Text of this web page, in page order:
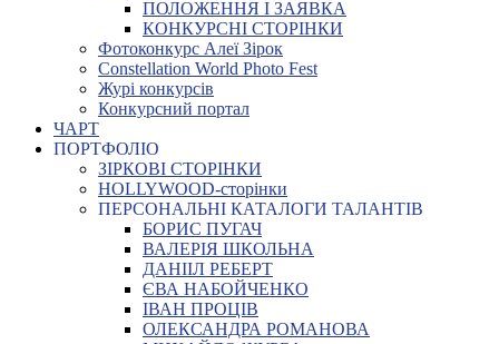
ПОЛОЖЕННЯ І ЗАЯВКА
КОНКУРСНІ СТОРІНКИ
Фотоконкурс Алеї Зірок
Constellation World Photo Fest
Журі конкурсів
Конкурсний портал
ЧАРТ
ПОРТФОЛІО
ЗІРКОВІ СТОРІНКИ
HOLLYWOOD-сторінки
ПЕРСОНАЛЬНІ КАТАЛОГИ ТАЛАНТІВ
БОРИС ПУГАЧ
ВАЛЕРІЯ ШКОЛЬНА
ДАНІІЛ РЕБЕРТ
ЄВА НАБОЙЧЕНКО
ІВАН ПРОЦІВ
ОЛЕКСАНДРА РОМАНОВА